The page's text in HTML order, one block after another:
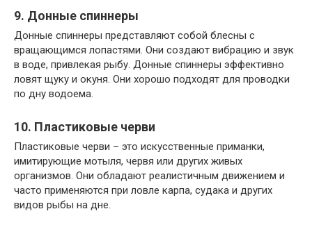
9. Донные спиннеры
Донные спиннеры представляют собой блесны с
вращающимся лопастями. Они создают вибрацию и звук
в воде, привлекая рыбу. Донные спиннеры эффективно
ловят щуку и окуня. Они хорошо подходят для проводки
по дну водоема.
10. Пластиковые черви
Пластиковые черви – это искусственные приманки,
имитирующие мотыля, червя или других живых
организмов. Они обладают реалистичным движением и
часто применяются при ловле карпа, судака и других
видов рыбы на дне.